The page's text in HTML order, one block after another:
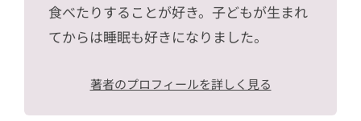
食べたりすることが好き。子どもが生まれ
てからは睡眠も好きになりました。
著者のプロフィールを詳しく見る